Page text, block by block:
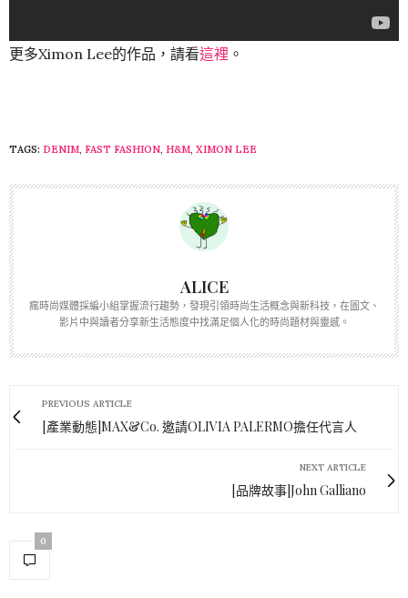
更多Ximon Lee的作品，請看這裡 。
TAGS: DENIM, FAST FASHION, H&M, XIMON LEE
ALICE
瘋時尚媒體採編小組掌握流行趨勢，發現引領時尚生活概念與新科技，在圖文、
影片中與讀者分享新生活態度中找滿足個人化的時尚題材與靈感。
PREVIOUS ARTICLE
[產業動態]MAX&Co. 邀請OLIVIA PALERMO擔任代言人
NEXT ARTICLE
[品牌故事]John Galliano
0